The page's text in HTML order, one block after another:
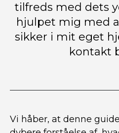
tilfreds med dets
hjulpet mig med
sikker i mit eget
kontakt
Vi håber, at denne